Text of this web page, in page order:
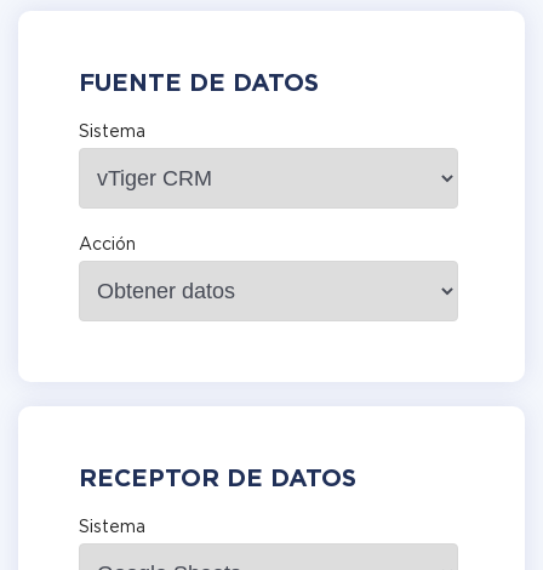
FUENTE DE DATOS
Sistema
Acción
RECEPTOR DE DATOS
Sistema